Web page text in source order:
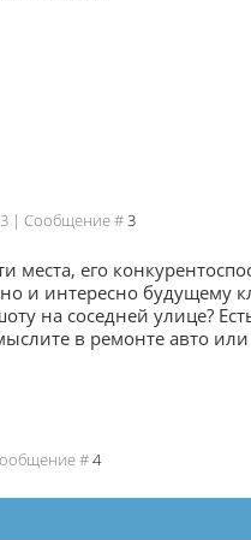
| Сообщение #3
места, его
и интересно будущему
на соседней улице?
в ремонте авто
#4